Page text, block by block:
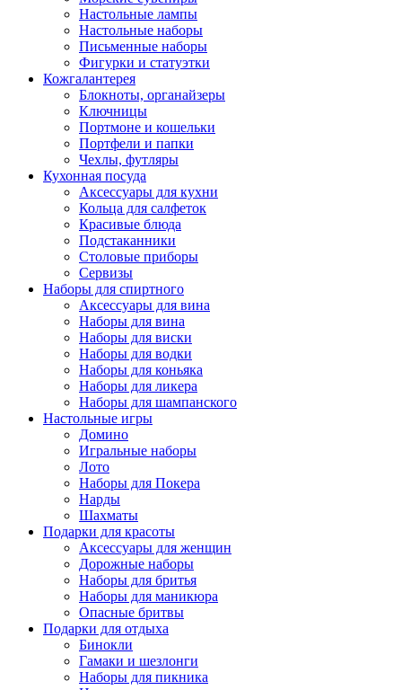
Настольные лампы
Настольные наборы
Письменные наборы
Фигурки и статуэтки
Кожгалантерея
Блокноты, органайзеры
Ключницы
Портмоне и кошельки
Портфели и папки
Чехлы, футляры
Кухонная посуда
Аксессуары для кухни
Кольца для салфеток
Красивые блюда
Подстаканники
Столовые приборы
Cервизы
Наборы для спиртного
Аксессуары для вина
Наборы для вина
Наборы для виски
Наборы для водки
Наборы для коньяка
Наборы для ликера
Наборы для шампанского
Настольные игры
Домино
Игральные наборы
Лото
Наборы для Покера
Нарды
Шахматы
Подарки для красоты
Аксессуары для женщин
Дорожные наборы
Наборы для бритья
Наборы для маникюра
Опасные бритвы
Подарки для отдыха
Бинокли
Гамаки и шезлонги
Наборы для пикника